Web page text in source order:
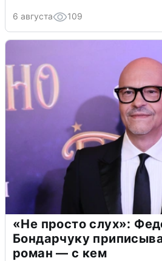
6 августа 109
«Не просто слух»:
Бондарчуку
роман — с кем